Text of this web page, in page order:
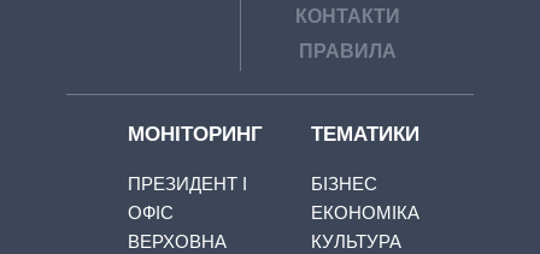
КОНТАКТИ
ПРАВИЛА
МОНІТОРИНГ
ПРЕЗИДЕНТ І
ОФІС
ВЕРХОВНА
ТЕМАТИКИ
БІЗНЕС
ЕКОНОМІКА
КУЛЬТУРА